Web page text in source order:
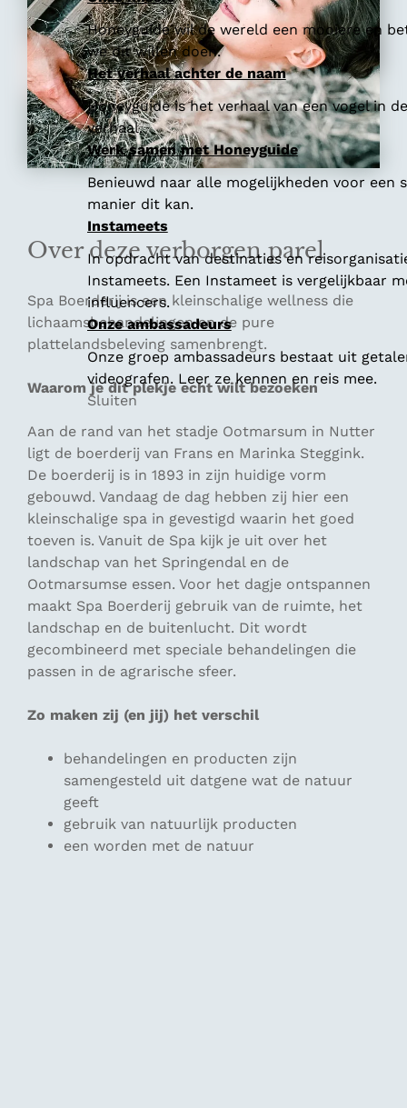
Honeyguide wil de wereld een mooiere en
we dit willen doen.
Het verhaal achter de naam
Honeyguide is het verhaal van een vogel in
verhaal.
Werk samen met Honeyguide
Benieuwd naar alle mogelijkheden voor een
manier dit kan.
Instameets
In opdracht van destinaties en
Instameets. Een Instameet is vergelijkbaar
influencers.
Onze ambassadeurs
Onze groep ambassadeurs bestaat uit
videografen. Leer ze kennen en reis mee.
Sluiten
Over deze verborgen parel
Spa Boerderij is een kleinschalige wellness die
lichaamsbehandelingen en de pure
plattelandsbeleving samenbrengt.
Waarom je dit plekje echt wilt bezoeken
Aan de rand van het stadje Ootmarsum in Nutter
ligt de boerderij van Frans en Marinka Steggink.
De boerderij is in 1893 in zijn huidige vorm
gebouwd. Vandaag de dag hebben zij hier een
kleinschalige spa in gevestigd waarin het goed
toeven is. Vanuit de Spa kijk je uit over het
landschap van het Springendal en de
Ootmarsumse essen. Voor het dagje ontspannen
maakt Spa Boerderij gebruik van de ruimte, het
landschap en de buitenlucht. Dit wordt
gecombineerd met speciale behandelingen die
passen in de agrarische sfeer.
Zo maken zij (en jij) het verschil
behandelingen en producten zijn
samengesteld uit datgene wat de natuur
geeft
gebruik van natuurlijk producten
een worden met de natuur